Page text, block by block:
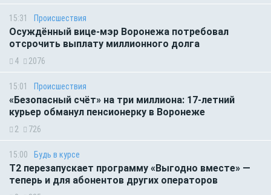
15:31 Происшествия
Осуждённый вице-мэр Воронежа потребовал
отсрочить выплату миллионного долга
4 2076
15:01 Происшествия
«Безопасный счёт» на три миллиона: 17-летний
курьер обманул пенсионерку в Воронеже
2 726
15:00 Будь в курсе
Т2 перезапускает программу «Выгодно вместе» —
теперь и для абонентов других операторов